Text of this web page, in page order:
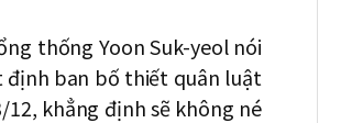
thống Yoon Suk-yeol nói
ban bố thiết quân luật
khẳng định sẽ không né